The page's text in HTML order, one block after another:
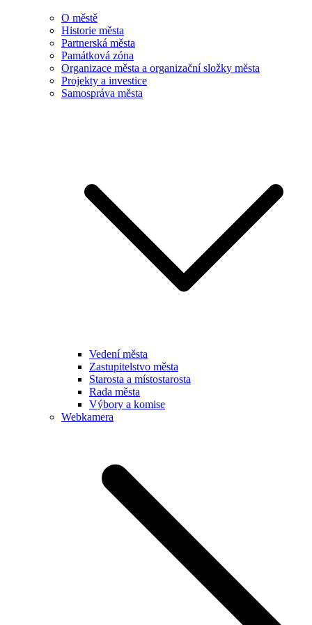
O městě
Historie města
Partnerská města
Památková zóna
Organizace města a organizační složky města
Projekty a investice
Samospráva města
Vedení města
Zastupitelstvo města
Starosta a místostarosta
Rada města
Výbory a komise
Webkamera